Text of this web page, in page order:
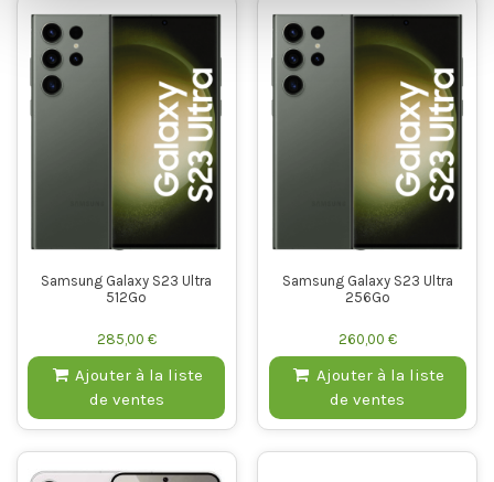
Samsung Galaxy S23 Ultra
512Go
285,00 €
Ajouter à la liste
de ventes
Samsung Galaxy S23 Ultra
256Go
260,00 €
Ajouter à la liste
de ventes